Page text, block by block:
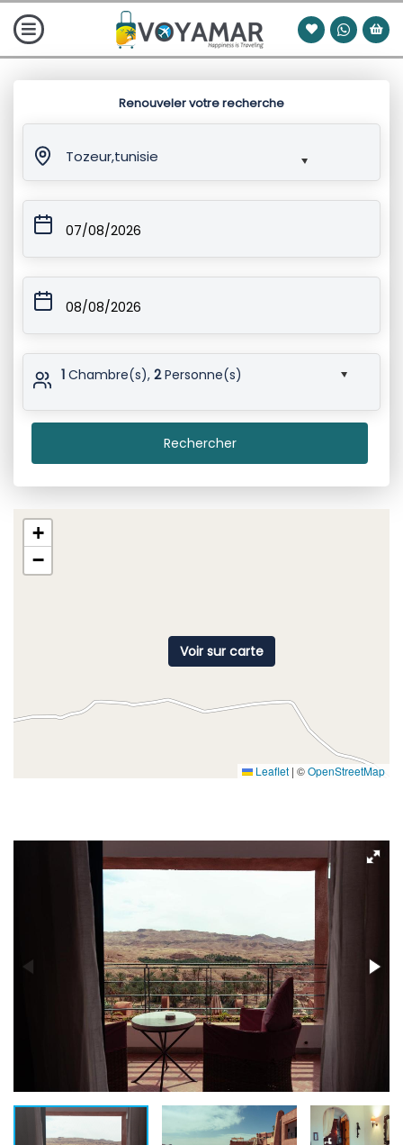
Renouveler votre recherche
Tozeur,tunisie
07/08/2026
08/08/2026
1 Chambre(s),2Personne(s)
Rechercher
+
−
Leaflet | ©OpenStreetMap
Voir sur carte